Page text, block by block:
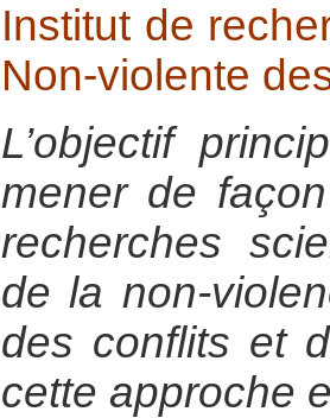
Institut de
Non-violente
L’objectif
mener de
recherches
de la non-
des conflits et
cette approche